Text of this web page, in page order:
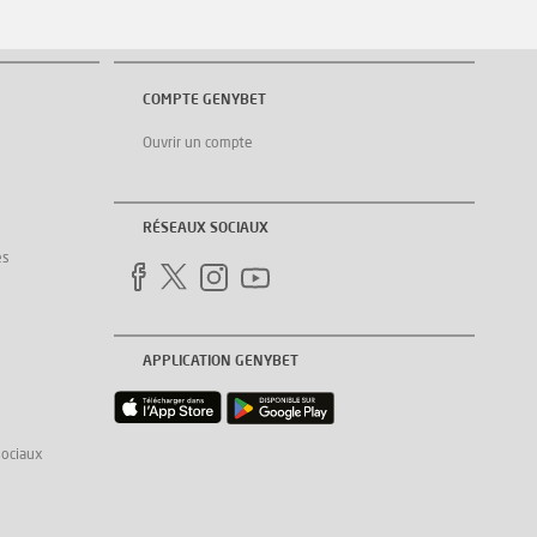
COMPTE GENYBET
Ouvrir un compte
RÉSEAUX SOCIAUX
APPLICATION GENYBET